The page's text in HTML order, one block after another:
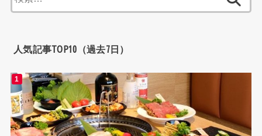
索:
人気記事TOP10（過去7日）